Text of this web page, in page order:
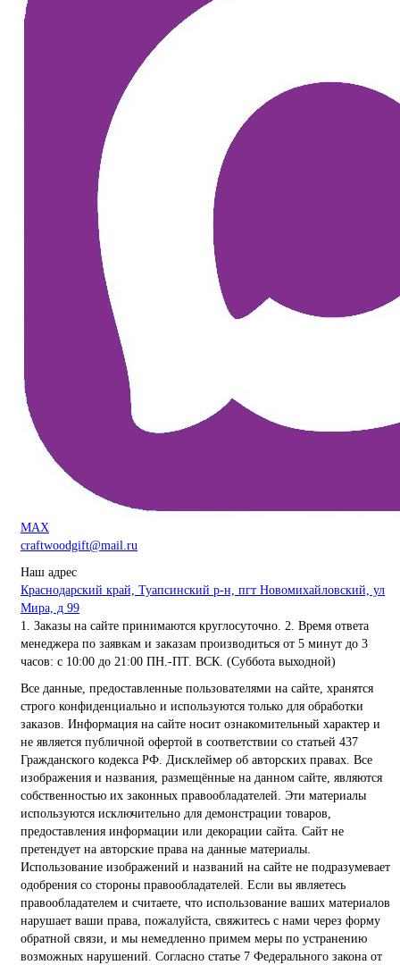
MAX
craftwoodgift@mail.ru
Наш адрес
Краснодарский край, Туапсинский р-н, пгт Новомихайловский, ул
Мира, д 99
1. Заказы на сайте принимаются круглосуточно. 2. Время ответа
менеджера по заявкам и заказам производиться от 5 минут до 3
часов: с 10:00 до 21:00 ПН.-ПТ. ВСК. (Суббота выходной)
Все данные, предоставленные пользователями на сайте, хранятся
строго конфиденциально и используются только для обработки
заказов. Информация на сайте носит ознакомительный характер и
не является публичной офертой в соответствии со статьей 437
Гражданского кодекса РФ. Дисклеймер об авторских правах. Все
изображения и названия, размещённые на данном сайте, являются
собственностью их законных правообладателей. Эти материалы
используются исключительно для демонстрации товаров,
предоставления информации или декорации сайта. Сайт не
претендует на авторские права на данные материалы.
Использование изображений и названий на сайте не подразумевает
одобрения со стороны правообладателей. Если вы являетесь
правообладателем и считаете, что использование ваших материалов
нарушает ваши права, пожалуйста, свяжитесь с нами через форму
обратной связи, и мы немедленно примем меры по устранению
возможных нарушений. Согласно статье 7 Федерального закона от